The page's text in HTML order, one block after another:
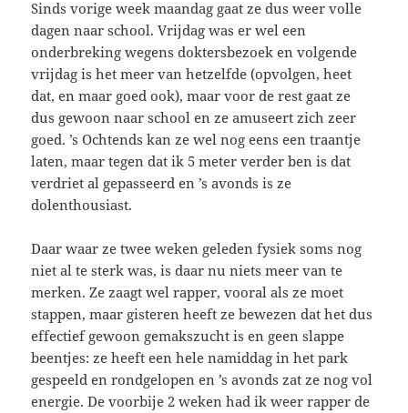
Sinds vorige week maandag gaat ze dus weer volle
dagen naar school. Vrijdag was er wel een
onderbreking wegens doktersbezoek en volgende
vrijdag is het meer van hetzelfde (opvolgen, heet
dat, en maar goed ook), maar voor de rest gaat ze
dus gewoon naar school en ze amuseert zich zeer
goed. ’s Ochtends kan ze wel nog eens een traantje
laten, maar tegen dat ik 5 meter verder ben is dat
verdriet al gepasseerd en ’s avonds is ze
dolenthousiast.
Daar waar ze twee weken geleden fysiek soms nog
niet al te sterk was, is daar nu niets meer van te
merken. Ze zaagt wel rapper, vooral als ze moet
stappen, maar gisteren heeft ze bewezen dat het dus
effectief gewoon gemakszucht is en geen slappe
beentjes: ze heeft een hele namiddag in het park
gespeeld en rondgelopen en ’s avonds zat ze nog vol
energie. De voorbije 2 weken had ik weer rapper de